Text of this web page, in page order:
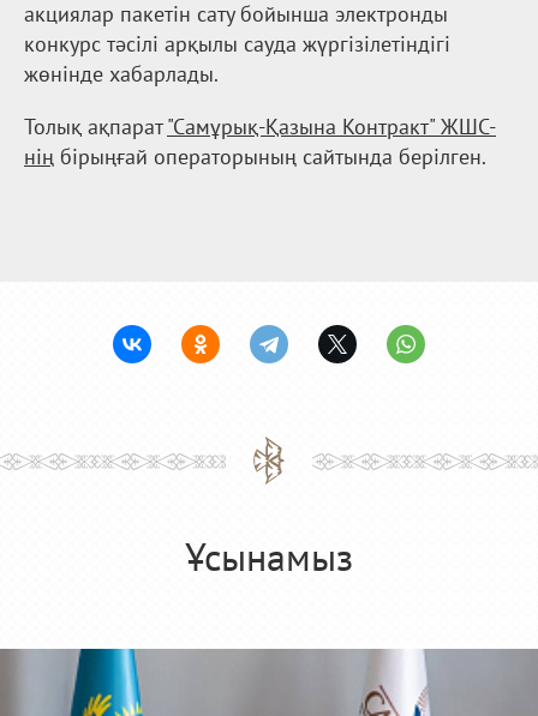
акциялар пакетін сату бойынша электронды
конкурс тәсілі арқылы сауда жүргізілетіндігі
жөнінде хабарлады.
Толық ақпарат"Самұрық-Қазына Контракт" ЖШС-
нің бірыңғай операторының сайтында берілген.
Ұсынамыз